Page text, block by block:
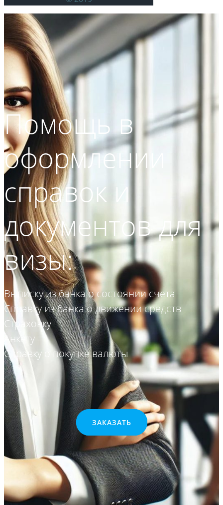
Помощь в
оформлении
справок и
документов для
визы:
Выписку из банка о состоянии счета
Справку из банка о движении средств
Страховку
Анкету
Cправку о покупке валюты
ЗАКАЗАТЬ